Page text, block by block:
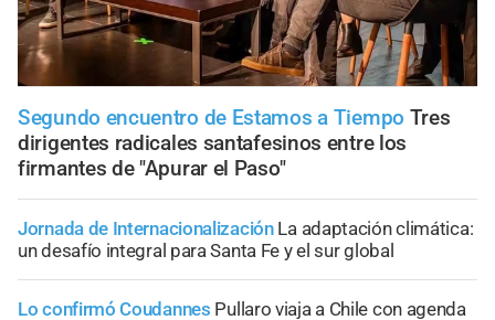
Segundo encuentro de Estamos a Tiempo Tres
dirigentes radicales santafesinos entre los
firmantes de "Apurar el Paso"
Jornada de Internacionalización La adaptación climática:
un desafío integral para Santa Fe y el sur global
Lo confirmó Coudannes Pullaro viaja a Chile con agenda